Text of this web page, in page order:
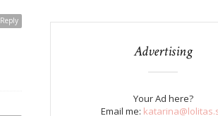
Reply
Advertising
Your Ad here?
Email me: